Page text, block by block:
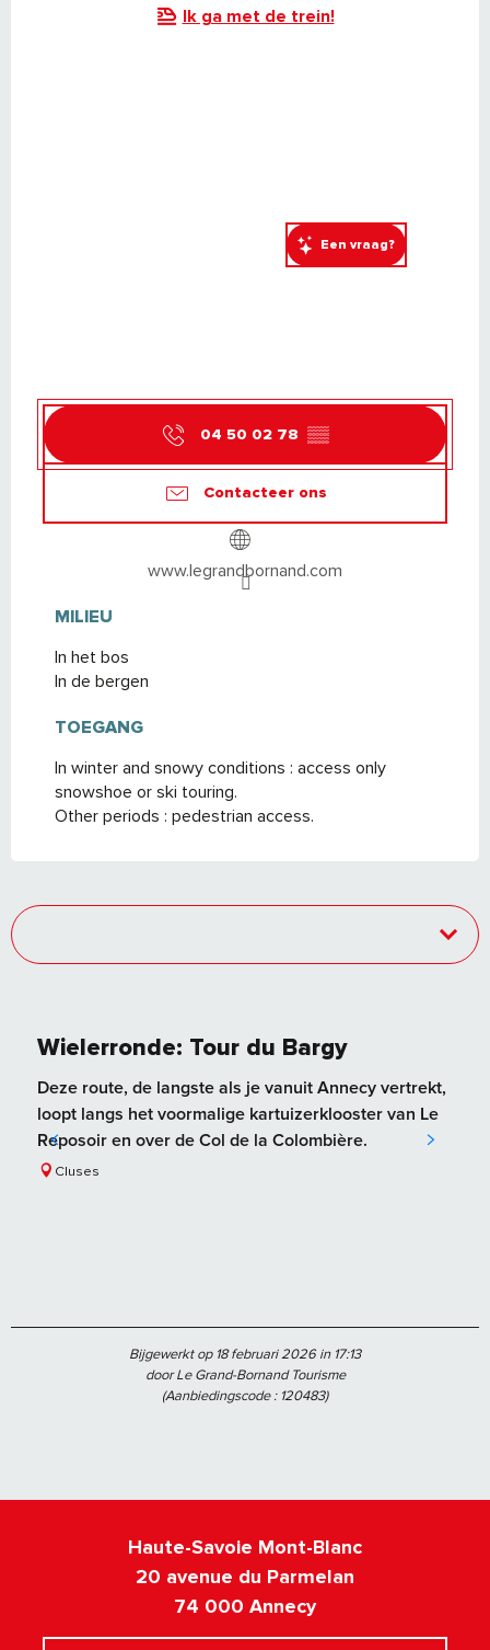
Een vraag?
Ik ga met de trein!
04 50 02 78 ▒▒
Contacteer ons
www.legrandbornand.com
MILIEU
MILIEU
In het bos
In de bergen
TOEGANG
TOEGANG
In winter and snowy conditions : access only
snowshoe or ski touring.
Other periods : pedestrian access.
Wielerronde: Tour du Bargy
Deze route, de langste als je vanuit Annecy vertrekt,
loopt langs het voormalige kartuizerklooster van Le
Reposoir en over de Col de la Colombière.
Cluses
Bijgewerkt op 18 februari 2026 in 17:13
door Le Grand-Bornand Tourisme
(Aanbiedingscode : 120483)
Haute-Savoie Mont-Blanc
20 avenue du Parmelan
74 000 Annecy